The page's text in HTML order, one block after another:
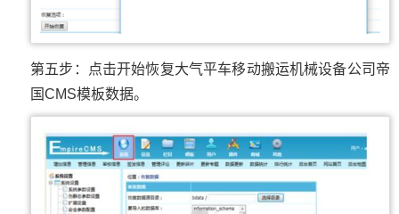
第五步：点击开始恢复大气平车移动搬运机械设备公司帝
国CMS模板数据。